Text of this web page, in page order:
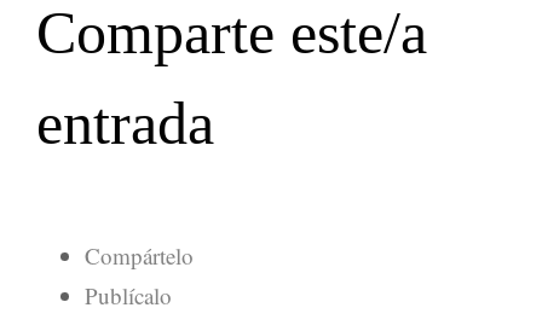
Comparte este/a
entrada
Compártelo
Publícalo